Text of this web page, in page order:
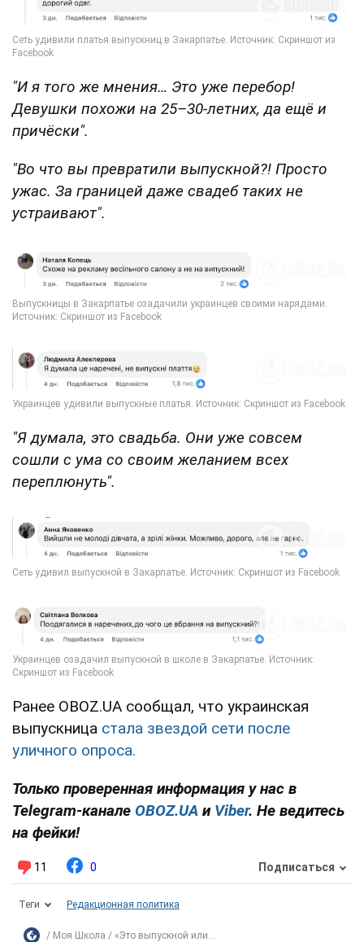
"И я того же мнения… Это уже перебор!
Девушки похожи на 25–30-летних, да ещё и
причёски".
"Во что вы превратили выпускной?! Просто
ужас. За границей даже свадеб таких не
устраивают".
"Я думала, это свадьба. Они уже совсем
сошли с ума со своим желанием всех
переплюнуть".
Ранее OBOZ.UA сообщал, что украинская
выпускница стала звездой сети после
уличного опроса.
Только проверенная информация у нас в
Telegram-канале OBOZ.UA и Viber. Не ведитесь
на фейки!
11 0 Подписаться
Теги Редакционная политика
Моя Школа «Это выпускной или...